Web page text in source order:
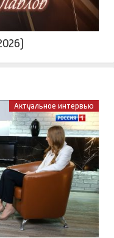
Актуальное интервью